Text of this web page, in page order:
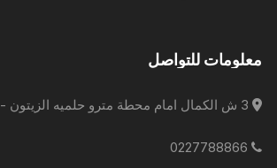
معلومات للتواصل